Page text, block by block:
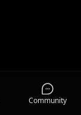
Community